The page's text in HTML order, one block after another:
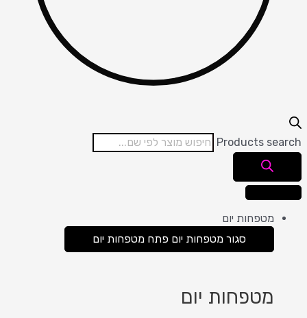
Products search
מטפחות יום
סגור מטפחות יום פתח מטפחות יום
מטפחות יום